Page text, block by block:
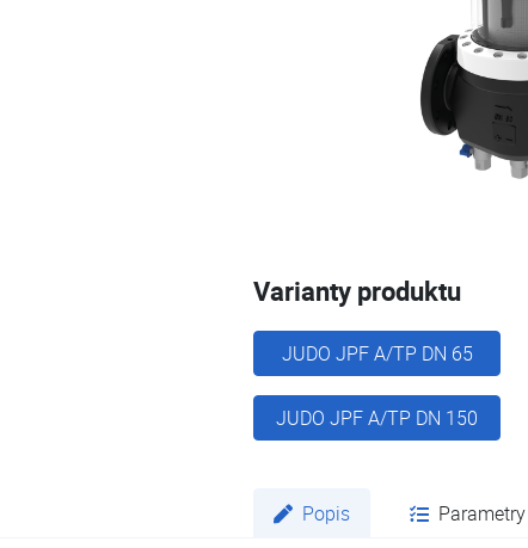
Varianty produktu
JUDO JPF A/TP DN 65
JUDO JPF A/TP DN 150
Popis Parametry